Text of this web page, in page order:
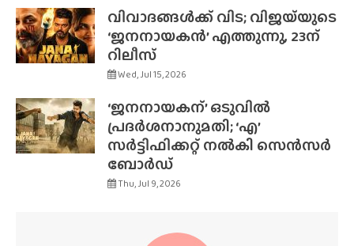
വിവാദങ്ങൾക്ക് വിട; വിജയ്‌യുടെ
‘ജനനായകൻ’ എത്തുന്നു, 23ന്
റിലീസ്
Wed, Jul 15, 2026
‘ജനനായകന്’ ഒടുവിൽ
പ്രദർശനാനുമതി; ‘എ’
സർട്ടിഫിക്കറ്റ് നൽകി സെൻസർ
ബോർഡ്
Thu, Jul 9, 2026